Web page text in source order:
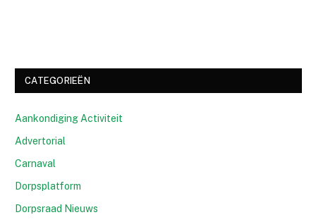
CATEGORIEËN
Aankondiging Activiteit
Advertorial
Carnaval
Dorpsplatform
Dorpsraad Nieuws